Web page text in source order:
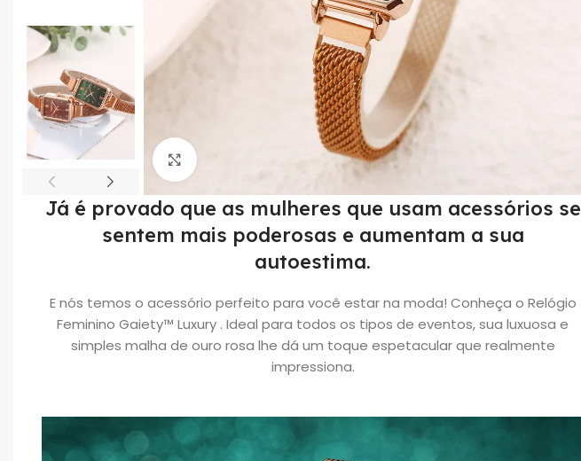
Já é provado que as mulheres que usam acessórios se
sentem mais poderosas e aumentam a sua
autoestima.
E nós temos o acessório perfeito para você estar na moda! Conheça o Relógio
Feminino Gaiety™ Luxury . Ideal para todos os tipos de eventos, sua luxuosa e
simples malha de ouro rosa lhe dá um toque espetacular que realmente
impressiona.